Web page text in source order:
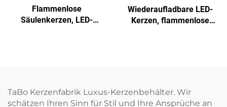
Flammenlose
Säulenkerzen, LED-
Wiederaufladbare LED-
Kerzen, flammenlose
TaBo Kerzenfabrik Luxus-Kerzenbehälter. Wir
schätzen Ihren Sinn für Stil und Ihre Ansprüche an